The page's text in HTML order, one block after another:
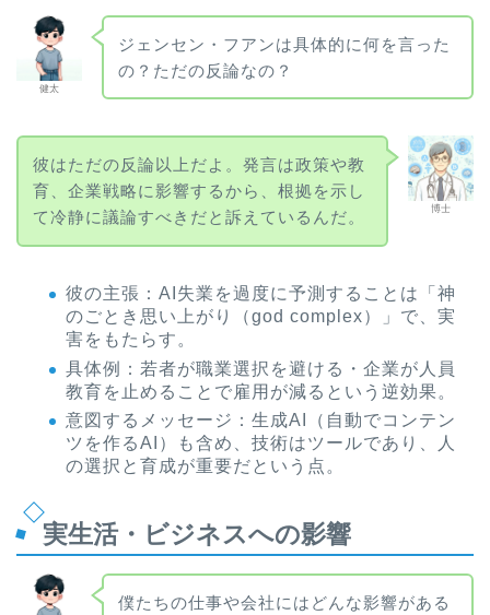
健太
ジェンセン・フアンは具体的に何を言った
の？ただの反論なの？
博士
彼はただの反論以上だよ。発言は政策や教
育、企業戦略に影響するから、根拠を示し
て冷静に議論すべきだと訴えているんだ。
彼の主張：AI失業を過度に予測することは「神
のごとき思い上がり（god complex）」で、実
害をもたらす。
具体例：若者が職業選択を避ける・企業が人員
教育を止めることで雇用が減るという逆効果。
意図するメッセージ：生成AI（自動でコンテン
ツを作るAI）も含め、技術はツールであり、人
の選択と育成が重要だという点。
実生活・ビジネスへの影響
僕たちの仕事や会社にはどんな影響がある